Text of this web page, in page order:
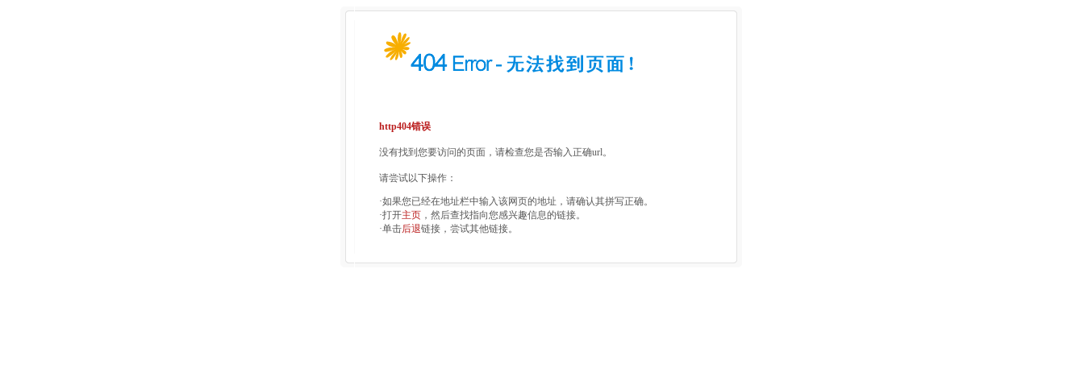
http404错误
没有找到您要访问的页面，请检查您是否输入正确url。
请尝试以下操作：
·如果您已经在地址栏中输入该网页的地址，请确认其拼写正确。
·打开主页 ，然后查找指向您感兴趣信息的链接。
·单击后退链接，尝试其他链接。